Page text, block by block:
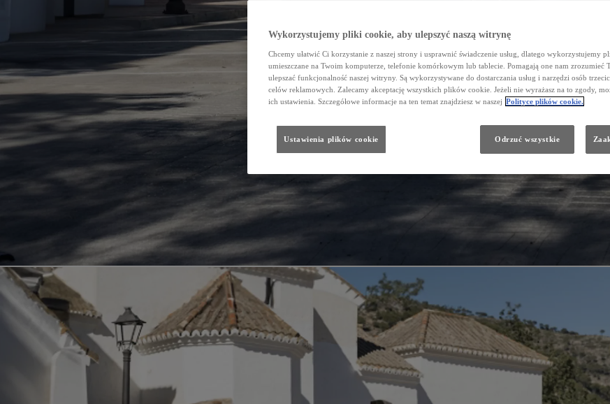
Wykorzystujemy pliki cookie, aby ulepszyć naszą witrynę
Chcemy ułatwić Ci korzystanie z naszej strony i usprawnić świadczenie usług, dlatego wykorzystujemy
umieszczane na Twoim komputerze, telefonie komórkowym lub tablecie. Pomagają one nam zrozumieć
ulepszać funkcjonalność naszej witryny. Są wykorzystywane do dostarczania usług i narzędzi osób
celów reklamowych. Zalecamy akceptację wszystkich plików cookie. Jeżeli nie wyrażasz na to zgody,
ich ustawienia. Szczegółowe informacje na ten temat znajdziesz w naszej Polityce plików cookie.
Ustawienia plików cookie Odrzuć wszystkie